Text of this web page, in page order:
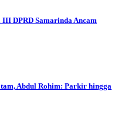
DPRD Samarinda Ancam
Abdul Rohim: Parkir hingga